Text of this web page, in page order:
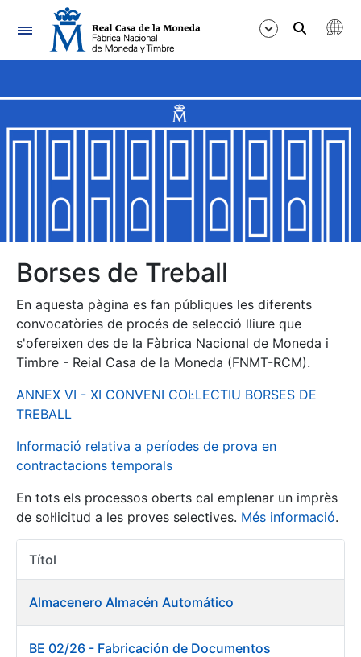
Navegació
Mostra/Amaga
Mostra/Amaga
Mostra/Amaga
Mostra/Amaga
Mostra/Amaga
Borses de Treball
En aquesta pàgina es fan públiques les diferents
convocatòries de procés de selecció lliure que
s'ofereixen des de la Fàbrica Nacional de Moneda i
Timbre - Reial Casa de la Moneda (FNMT-RCM).
ANNEX VI - XI CONVENI COL·LECTIU BORSES DE
TREBALL
Informació relativa a períodes de prova en
contractacions temporals
En tots els processos oberts cal emplenar un imprès
de sol·licitud a les proves selectives. Més informació.
Títol
Accions
Almacenero Almacén Automático
BE 02/26 - Fabricación de Documentos